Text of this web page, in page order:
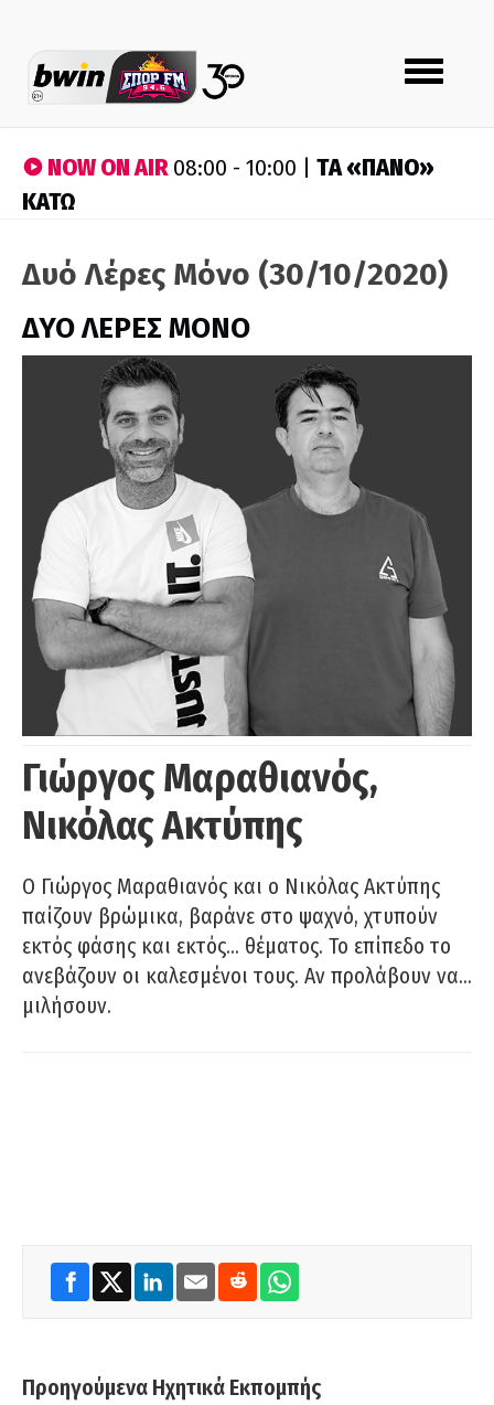
Toggle
navigation
NOW ON AIR08:00 - 10:00 | ΤA «ΠΑΝΟ»
ΚΑΤΩ
Δυό Λέρες Μόνο (30/10/2020)
ΔΥΟ ΛΕΡΕΣ ΜΟΝΟ
Γιώργος Μαραθιανός,
Νικόλας Ακτύπης
Ο Γιώργος Μαραθιανός και ο Νικόλας Ακτύπης
παίζουν βρώμικα, βαράνε στο ψαχνό, χτυπούν
εκτός φάσης και εκτός… θέματος. Το επίπεδο το
ανεβάζουν οι καλεσμένοι τους. Αν προλάβουν να…
μιλήσουν.
Προηγούμενα Ηχητικά Εκπομπής